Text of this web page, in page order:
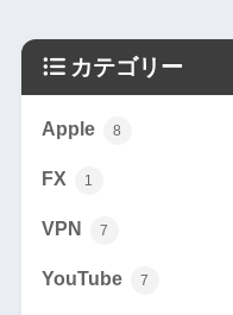
カテゴリー
Apple 8
FX 1
VPN 7
YouTube 7